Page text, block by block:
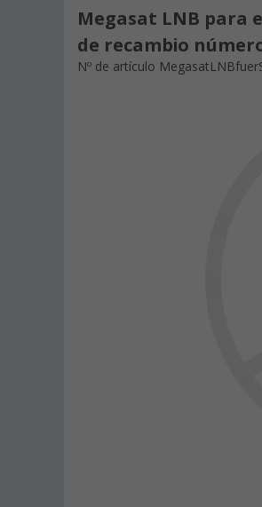
Megasat LNB para
de recambio número
Nº de artículo